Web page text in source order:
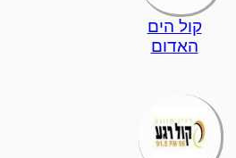
קול הים
האדום